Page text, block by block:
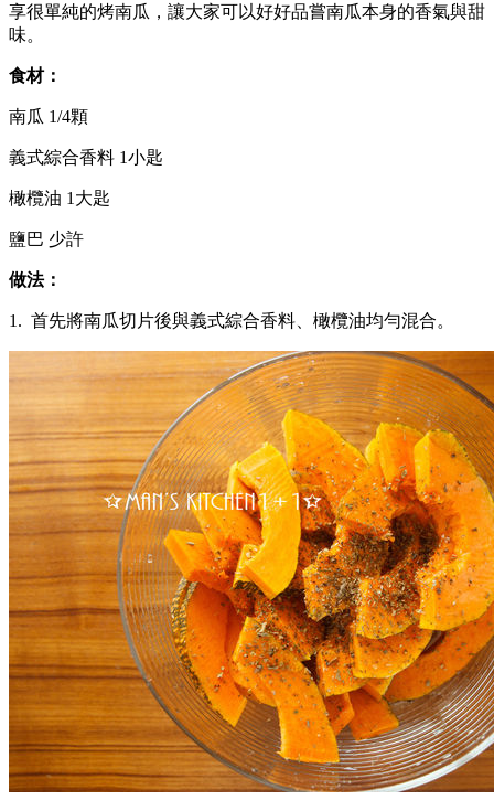
享很單純的烤南瓜，讓大家可以好好品嘗南瓜本身的香氣與甜
味。
食材：
南瓜 1/4顆
義式綜合香料 1小匙
橄欖油 1大匙
鹽巴 少許
做法：
1. 首先將南瓜切片後與義式綜合香料、橄欖油均勻混合。